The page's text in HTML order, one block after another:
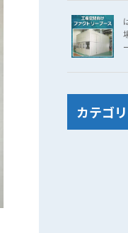
カテゴ